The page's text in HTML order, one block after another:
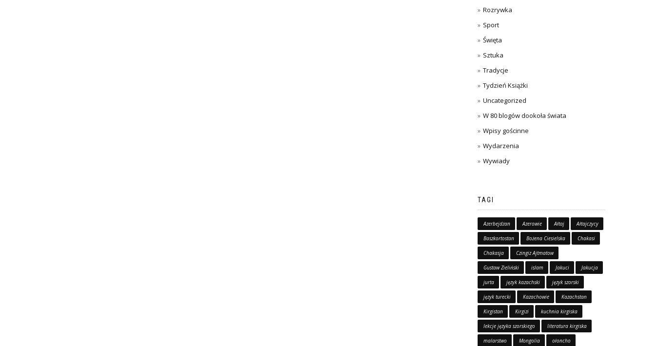
Rozrywka
Sport
Święta
Sztuka
Tradycje
Tydzień Książki
Uncategorized
W 80 blogów dookoła świata
Wpisy gościnne
Wydarzenia
Wywiady
TAGI
Azerbejdżan Azerowie Ałtaj Ałtajczycy
Baszkortostan Bożena Ciesielska Chakasi
Chakasja Czingiz Ajtmatow
Gustaw Zieliński islam Jakuci Jakucja
jurta język kazachski język szorski
język turecki Kazachowie Kazachstan
Kirgistan Kirgizi kuchnia kirgiska
lekcje języka szorskiego literatura kirgiska
malarstwo Mongolia ołoncho